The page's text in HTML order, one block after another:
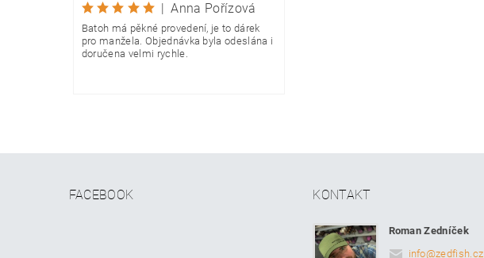
| Anna Pořízová
Batoh má pěkné provedení, je to dárek
pro manžela. Objednávka byla odeslána i
doručena velmi rychle.
FACEBOOK KONTAKT
Roman Zedníček
info@zedfish.cz